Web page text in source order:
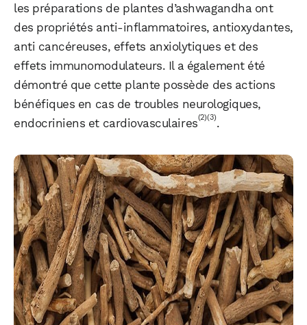
les préparations de plantes d’ashwagandha ont
des propriétés anti-inflammatoires, antioxydantes,
anti cancéreuses, effets anxiolytiques et des
effets immunomodulateurs. Il a également été
démontré que cette plante possède des actions
bénéfiques en cas de troubles neurologiques,
endocriniens et cardiovasculaires(2)(3).